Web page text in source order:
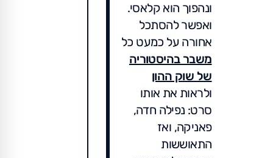
ונהפוך הוא קלאסי.
ואפשר להסתכל
אחורה על כמעט כל
משבר בהיסטוריה
של שוק ההון
ולראות את אותו
סרט: נפילה חדה,
פאניקה, ואז
התאוששות